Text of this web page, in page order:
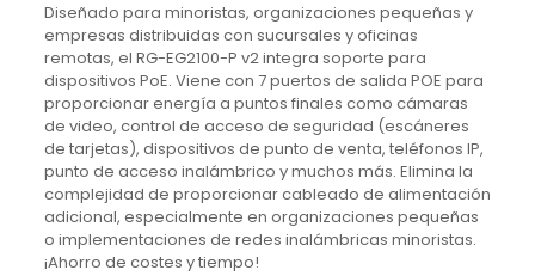
Diseñado para minoristas, organizaciones pequeñas y
empresas distribuidas con sucursales y oficinas
remotas, el RG-EG2100-P v2 integra soporte para
dispositivos PoE. Viene con 7 puertos de salida POE para
proporcionar energía a puntos finales como cámaras
de video, control de acceso de seguridad (escáneres
de tarjetas), dispositivos de punto de venta, teléfonos IP,
punto de acceso inalámbrico y muchos más. Elimina la
complejidad de proporcionar cableado de alimentación
adicional, especialmente en organizaciones pequeñas
o implementaciones de redes inalámbricas minoristas.
¡Ahorro de costes y tiempo!